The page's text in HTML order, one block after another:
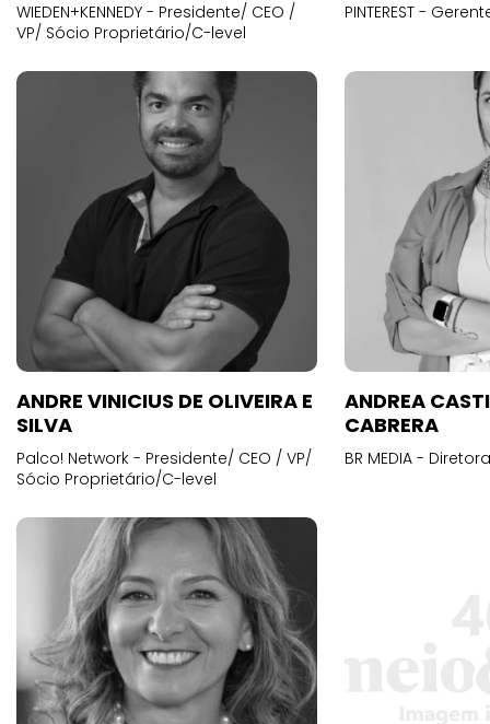
WIEDEN+KENNEDY - Presidente/ CEO /
VP/ Sócio Proprietário/C-level
PINTEREST -
ANDRE VINICIUS DE OLIVEIRA E
SILVA
Palco! Network - Presidente/ CEO / VP/
Sócio Proprietário/C-level
ANDREA
CABRERA
BR MEDIA -